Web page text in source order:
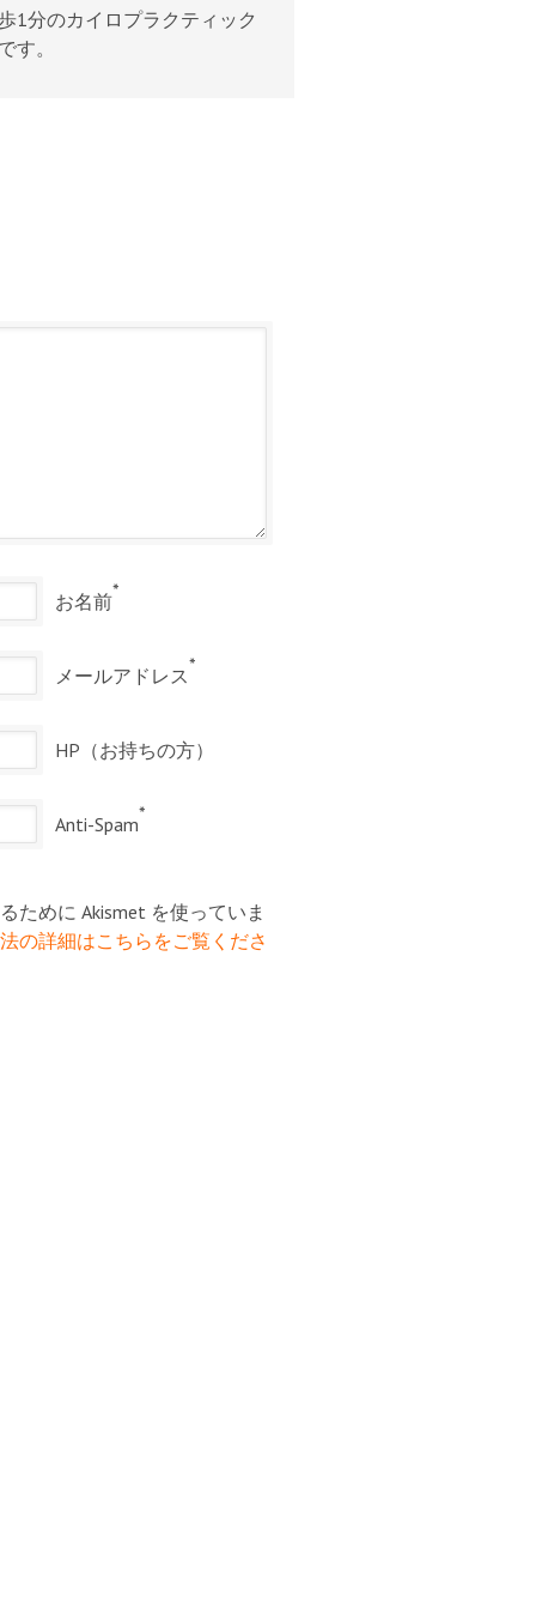
1分のカイロプラクティック
す。
お名前*
メールアドレス*
HP（お持ちの方）
Anti-Spam*
ために Akismet を使っていま
の詳細はこちらをご覧くださ